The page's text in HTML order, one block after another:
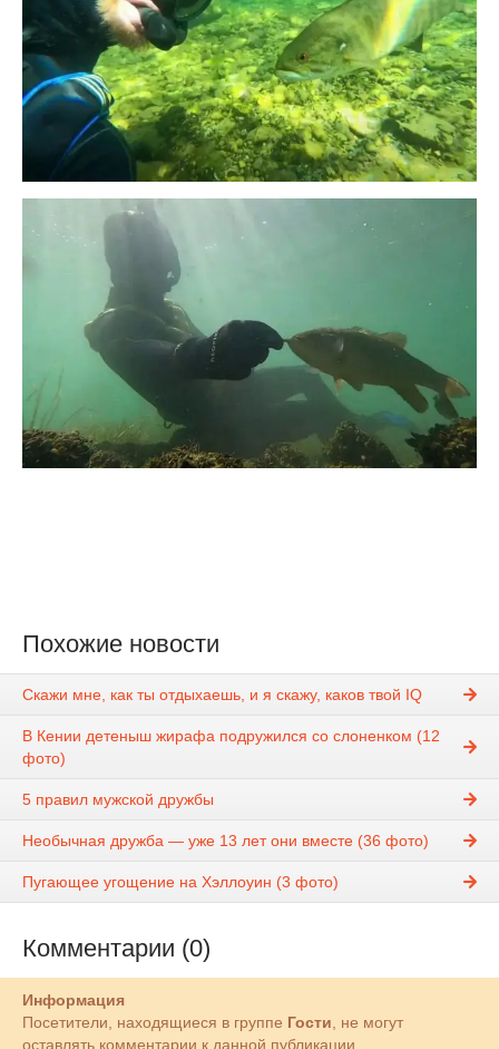
Похожие новости
Скажи мне, как ты отдыхаешь, и я скажу, каков твой IQ
В Кении детеныш жирафа подружился со слоненком (12
фото)
5 правил мужской дружбы
Необычная дружба — уже 13 лет они вместе (36 фото)
Пугающее угощение на Хэллоуин (3 фото)
Комментарии (0)
Информация
Посетители, находящиеся в группе Гости , не могут
оставлять комментарии к данной публикации.